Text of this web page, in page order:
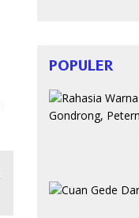
POPULER